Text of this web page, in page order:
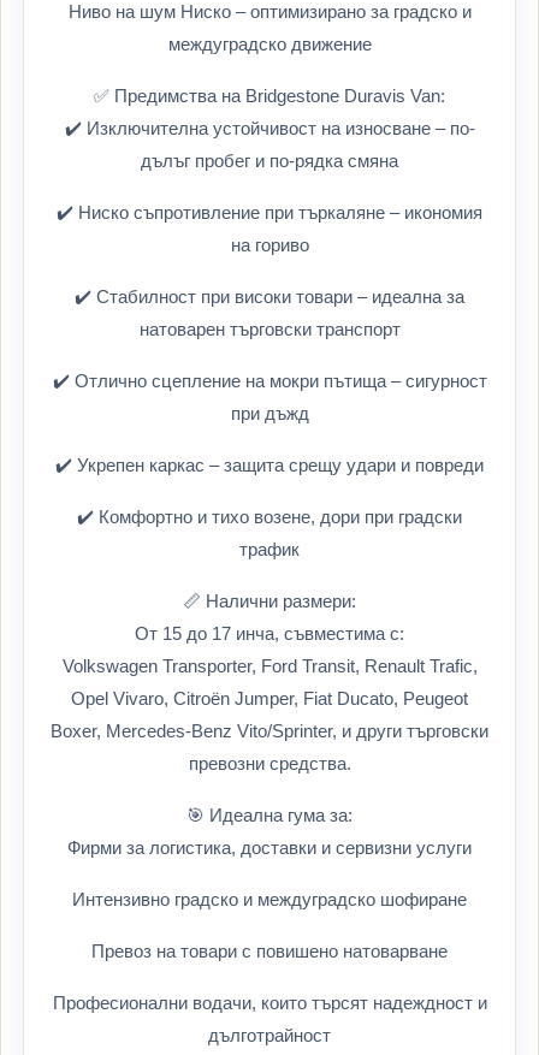
Ниво на шум Ниско – оптимизирано за градско и
междуградско движение
✅ Предимства на Bridgestone Duravis Van:
✔️ Изключителна устойчивост на износване – по-
дълъг пробег и по-рядка смяна
✔️ Ниско съпротивление при търкаляне – икономия
на гориво
✔️ Стабилност при високи товари – идеална за
натоварен търговски транспорт
✔️ Отлично сцепление на мокри пътища – сигурност
при дъжд
✔️ Укрепен каркас – защита срещу удари и повреди
✔️ Комфортно и тихо возене, дори при градски
трафик
📏 Налични размери:
От 15 до 17 инча, съвместима с:
Volkswagen Transporter, Ford Transit, Renault Trafic,
Opel Vivaro, Citroën Jumper, Fiat Ducato, Peugeot
Boxer, Mercedes-Benz Vito/Sprinter, и други търговски
превозни средства.
🎯 Идеална гума за:
Фирми за логистика, доставки и сервизни услуги
Интензивно градско и междуградско шофиране
Превоз на товари с повишено натоварване
Професионални водачи, които търсят надеждност и
дълготрайност